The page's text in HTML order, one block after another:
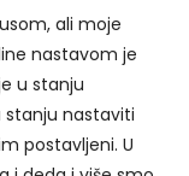
ali moje
nastavom je
u stanju
stanju nastaviti
postavljeni. U